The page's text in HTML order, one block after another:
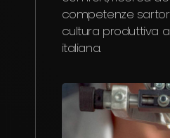
competenze
cultura produttiva
italiana.